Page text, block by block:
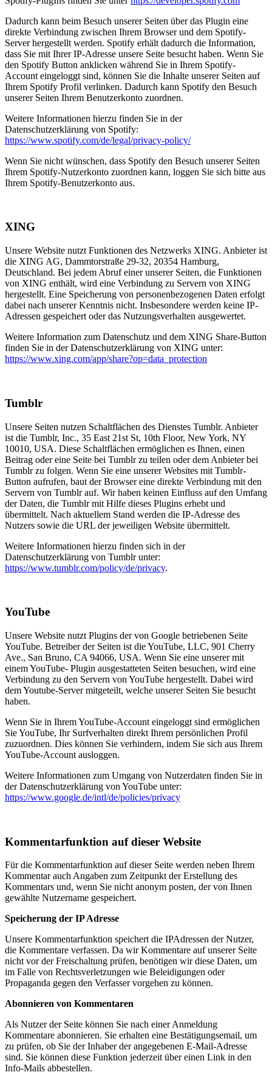
Dadurch kann beim Besuch unserer Seiten über das Plugin eine
direkte Verbindung zwischen Ihrem Browser und dem Spotify-
Server hergestellt werden. Spotify erhält dadurch die Information,
dass Sie mit Ihrer IP-Adresse unsere Seite besucht haben. Wenn Sie
den Spotify Button anklicken während Sie in Ihrem Spotify-
Account eingeloggt sind, können Sie die Inhalte unserer Seiten auf
Ihrem Spotify Profil verlinken. Dadurch kann Spotify den Besuch
unserer Seiten Ihrem Benutzerkonto zuordnen.
Weitere Informationen hierzu finden Sie in der
Datenschutzerklärung von Spotify:
https://www.spotify.com/de/legal/privacy-policy/
Wenn Sie nicht wünschen, dass Spotify den Besuch unserer Seiten
Ihrem Spotify-Nutzerkonto zuordnen kann, loggen Sie sich bitte aus
Ihrem Spotify-Benutzerkonto aus.
XING
Unsere Website nutzt Funktionen des Netzwerks XING. Anbieter ist
die XING AG, Dammtorstraße 29-32, 20354 Hamburg,
Deutschland. Bei jedem Abruf einer unserer Seiten, die Funktionen
von XING enthält, wird eine Verbindung zu Servern von XING
hergestellt. Eine Speicherung von personenbezogenen Daten erfolgt
dabei nach unserer Kenntnis nicht. Insbesondere werden keine IP-
Adressen gespeichert oder das Nutzungsverhalten ausgewertet.
Weitere Information zum Datenschutz und dem XING Share-Button
finden Sie in der Datenschutzerklärung von XING unter:
https://www.xing.com/app/share?op=data_protection
Tumblr
Unsere Seiten nutzen Schaltflächen des Dienstes Tumblr. Anbieter
ist die Tumblr, Inc., 35 East 21st St, 10th Floor, New York, NY
10010, USA. Diese Schaltflächen ermöglichen es Ihnen, einen
Beitrag oder eine Seite bei Tumblr zu teilen oder dem Anbieter bei
Tumblr zu folgen. Wenn Sie eine unserer Websites mit Tumblr-
Button aufrufen, baut der Browser eine direkte Verbindung mit den
Servern von Tumblr auf. Wir haben keinen Einfluss auf den Umfang
der Daten, die Tumblr mit Hilfe dieses Plugins erhebt und
übermittelt. Nach aktuellem Stand werden die IP-Adresse des
Nutzers sowie die URL der jeweiligen Website übermittelt.
Weitere Informationen hierzu finden sich in der
Datenschutzerklärung von Tumblr unter:
https://www.tumblr.com/policy/de/privacy.
YouTube
Unsere Website nutzt Plugins der von Google betriebenen Seite
YouTube. Betreiber der Seiten ist die YouTube, LLC, 901 Cherry
Ave., San Bruno, CA 94066, USA. Wenn Sie eine unserer mit
einem YouTube- Plugin ausgestatteten Seiten besuchen, wird eine
Verbindung zu den Servern von YouTube hergestellt. Dabei wird
dem Youtube-Server mitgeteilt, welche unserer Seiten Sie besucht
haben.
Wenn Sie in Ihrem YouTube-Account eingeloggt sind ermöglichen
Sie YouTube, Ihr Surfverhalten direkt Ihrem persönlichen Profil
zuzuordnen. Dies können Sie verhindern, indem Sie sich aus Ihrem
YouTube-Account ausloggen.
Weitere Informationen zum Umgang von Nutzerdaten finden Sie in
der Datenschutzerklärung von YouTube unter:
https://www.google.de/intl/de/policies/privacy
Kommentarfunktion auf dieser Website
Für die Kommentarfunktion auf dieser Seite werden neben Ihrem
Kommentar auch Angaben zum Zeitpunkt der Erstellung des
Kommentars und, wenn Sie nicht anonym posten, der von Ihnen
gewählte Nutzername gespeichert.
Speicherung der IP Adresse
Unsere Kommentarfunktion speichert die IPAdressen der Nutzer,
die Kommentare verfassen. Da wir Kommentare auf unserer Seite
nicht vor der Freischaltung prüfen, benötigen wir diese Daten, um
im Falle von Rechtsverletzungen wie Beleidigungen oder
Propaganda gegen den Verfasser vorgehen zu können.
Abonnieren von Kommentaren
Als Nutzer der Seite können Sie nach einer Anmeldung
Kommentare abonnieren. Sie erhalten eine Bestätigungsemail, um
zu prüfen, ob Sie der Inhaber der angegebenen E-Mail-Adresse
sind. Sie können diese Funktion jederzeit über einen Link in den
Info-Mails abbestellen.